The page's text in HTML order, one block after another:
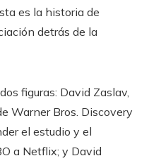
es la historia de
detrás de la
figuras: David Zaslav,
Warner Bros. Discovery
el estudio y el
a Netflix; y David